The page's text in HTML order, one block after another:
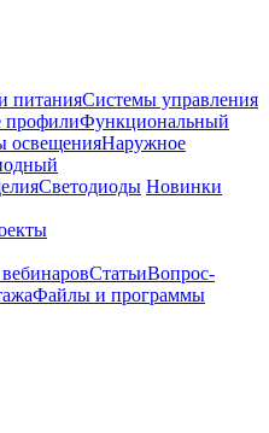
питанияСистемы управления
Функциональный
освещенияНаружное
Светодиоды Новинки
СтатьиВопрос-
Файлы и программы